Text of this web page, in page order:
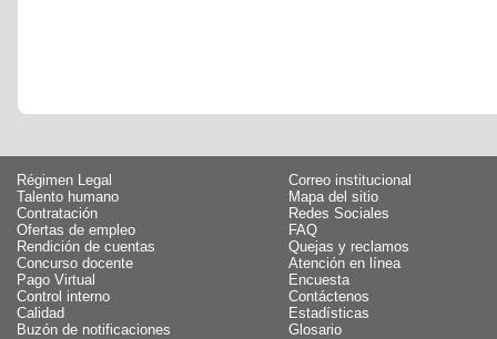
Régimen Legal
Talento humano
Contratación
Ofertas de empleo
Rendición de cuentas
Concurso docente
Pago Virtual
Control interno
Calidad
Buzón de notificaciones
Correo institucional
Mapa del sitio
Redes Sociales
FAQ
Quejas y reclamos
Atención en línea
Encuesta
Contáctenos
Estadísticas
Glosario